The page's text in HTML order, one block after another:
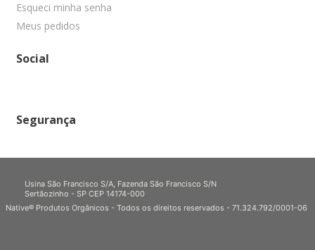
Esqueci minha senha
Meus pedidos
Social
Segurança
Usina São Francisco S/A, Fazenda São Francisco S/N
Sertãozinho - SP CEP 14174-000
Native® Produtos Orgânicos - Todos os direitos reservados - 71.324.792/0001-06